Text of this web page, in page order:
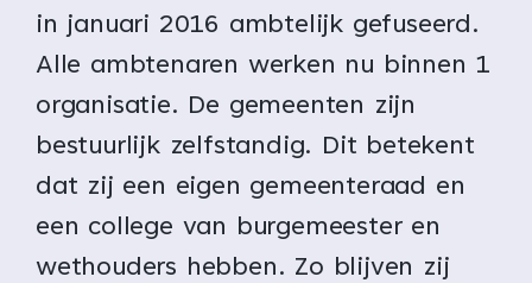
in januari 2016 ambtelijk gefuseerd.
Alle ambtenaren werken nu binnen 1
organisatie. De gemeenten zijn
bestuurlijk zelfstandig. Dit betekent
dat zij een eigen gemeenteraad en
een college van burgemeester en
wethouders hebben. Zo blijven zij